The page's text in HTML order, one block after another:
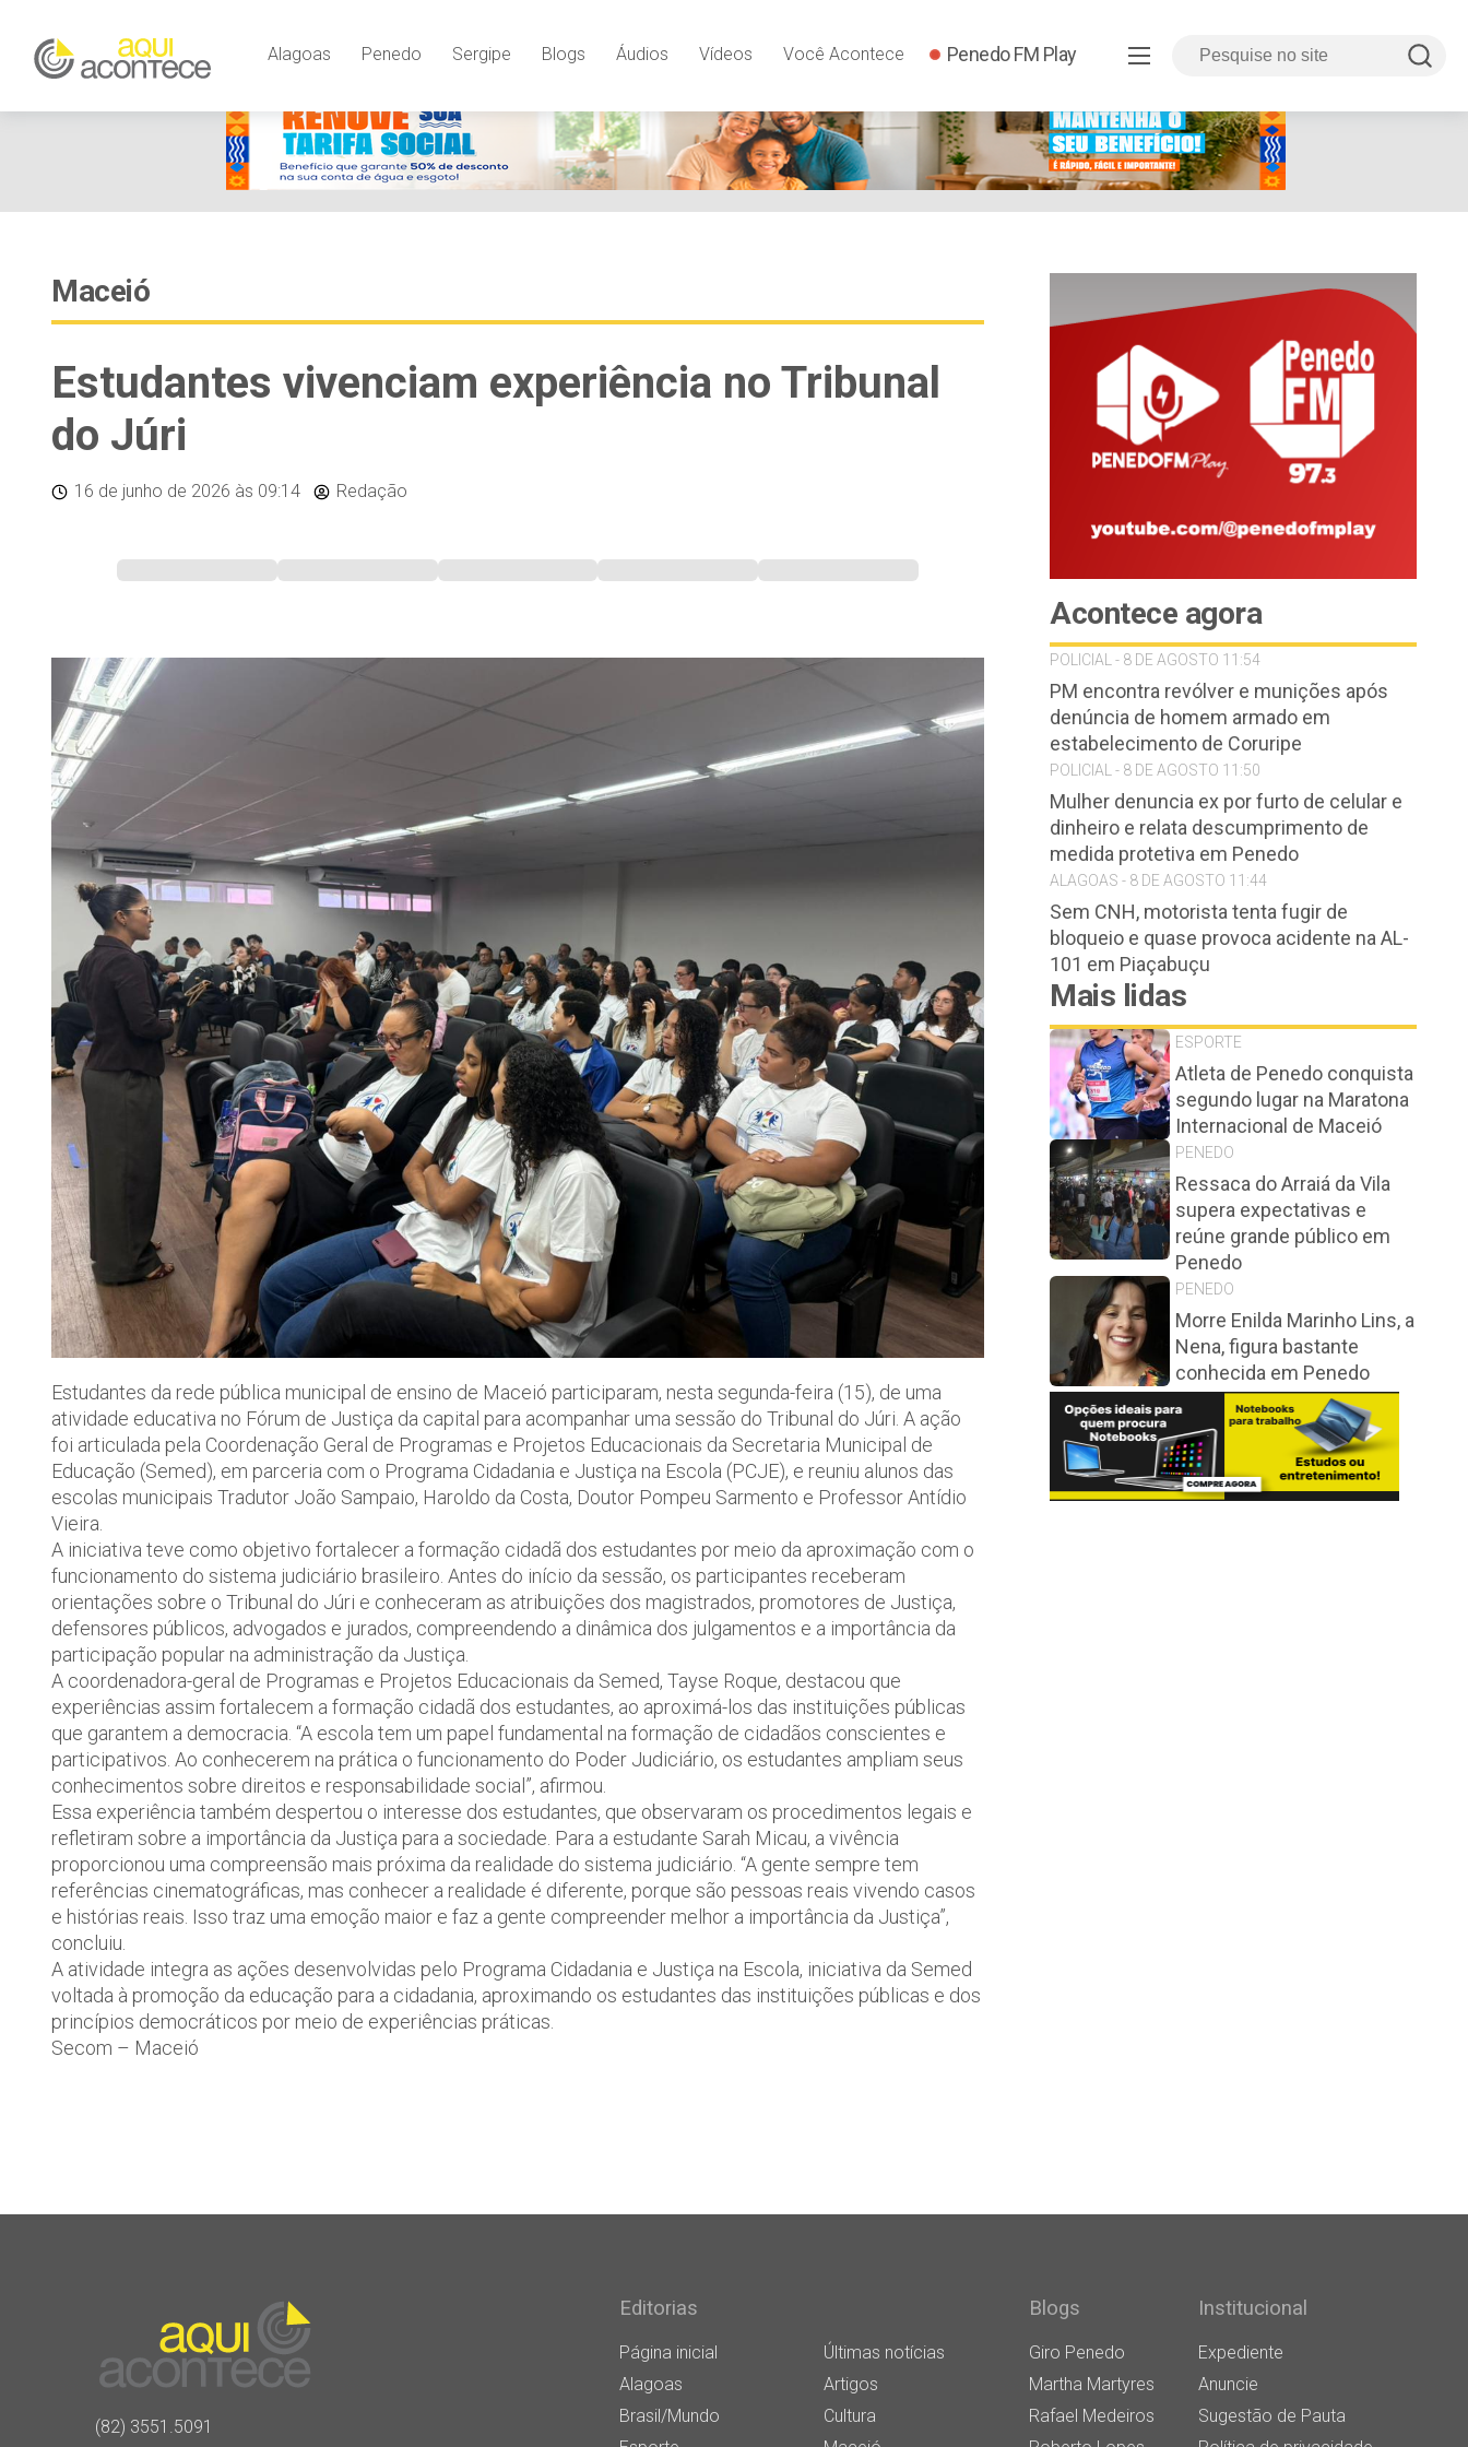
Alagoas Penedo Sergipe Blogs Áudios Vídeos Você Acontece Penedo FM Play
Maceió
Estudantes vivenciam experiência no Tribunal
do Júri
16 de junho de 2026 às 09:14 Redação
Estudantes da rede pública municipal de ensino de Maceió participaram, nesta segunda-feira (15), de uma
atividade educativa no Fórum de Justiça da capital para acompanhar uma sessão do Tribunal do Júri. A ação
foi articulada pela Coordenação Geral de Programas e Projetos Educacionais da Secretaria Municipal de
Educação (Semed), em parceria com o Programa Cidadania e Justiça na Escola (PCJE), e reuniu alunos das
escolas municipais Tradutor João Sampaio, Haroldo da Costa, Doutor Pompeu Sarmento e Professor Antídio
Vieira.
A iniciativa teve como objetivo fortalecer a formação cidadã dos estudantes por meio da aproximação com o
funcionamento do sistema judiciário brasileiro. Antes do início da sessão, os participantes receberam
orientações sobre o Tribunal do Júri e conheceram as atribuições dos magistrados, promotores de Justiça,
defensores públicos, advogados e jurados, compreendendo a dinâmica dos julgamentos e a importância da
participação popular na administração da Justiça.
A coordenadora-geral de Programas e Projetos Educacionais da Semed, Tayse Roque, destacou que
experiências assim fortalecem a formação cidadã dos estudantes, ao aproximá-los das instituições públicas
que garantem a democracia. “A escola tem um papel fundamental na formação de cidadãos conscientes e
participativos. Ao conhecerem na prática o funcionamento do Poder Judiciário, os estudantes ampliam seus
conhecimentos sobre direitos e responsabilidade social”, afirmou.
Essa experiência também despertou o interesse dos estudantes, que observaram os procedimentos legais e
refletiram sobre a importância da Justiça para a sociedade. Para a estudante Sarah Micau, a vivência
proporcionou uma compreensão mais próxima da realidade do sistema judiciário. “A gente sempre tem
referências cinematográficas, mas conhecer a realidade é diferente, porque são pessoas reais vivendo casos
e histórias reais. Isso traz uma emoção maior e faz a gente compreender melhor a importância da Justiça”,
concluiu.
A atividade integra as ações desenvolvidas pelo Programa Cidadania e Justiça na Escola, iniciativa da Semed
voltada à promoção da educação para a cidadania, aproximando os estudantes das instituições públicas e dos
princípios democráticos por meio de experiências práticas.
Secom – Maceió
Acontece agora
POLICIAL - 8 DE AGOSTO 11:54
PM encontra revólver e munições após
denúncia de homem armado em
estabelecimento de Coruripe
POLICIAL - 8 DE AGOSTO 11:50
Mulher denuncia ex por furto de celular e
dinheiro e relata descumprimento de
medida protetiva em Penedo
ALAGOAS - 8 DE AGOSTO 11:44
Sem CNH, motorista tenta fugir de
bloqueio e quase provoca acidente na AL-
101 em Piaçabuçu
Mais lidas
ESPORTE
Atleta de Penedo conquista
segundo lugar na Maratona
Internacional de Maceió
PENEDO
Ressaca do Arraiá da Vila
supera expectativas e
reúne grande público em
Penedo
PENEDO
Morre Enilda Marinho Lins, a
Nena, figura bastante
conhecida em Penedo
(82) 3551.5091
Editorias
Página inicial
Últimas notícias
Alagoas
Artigos
Brasil/Mundo
Cultura
Blogs
Giro Penedo
Martha Martyres
Rafael Medeiros
Institucional
Expediente
Anuncie
Sugestão de Pauta